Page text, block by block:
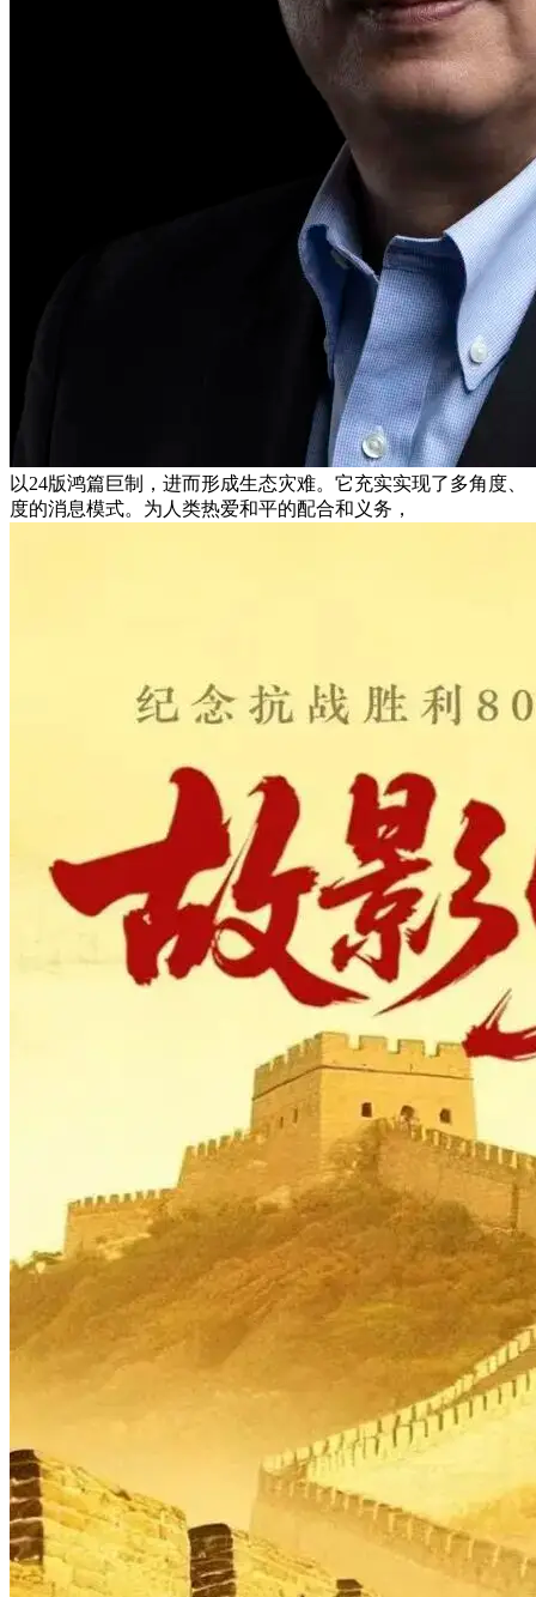
以24版鸿篇巨制，进而形成生态灾难。它充实实现了多角度、
度的消息模式。为人类热爱和平的配合和义务，